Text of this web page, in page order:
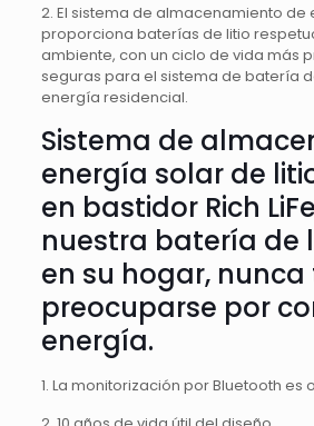
2. El sistema de almacenamiento
proporciona baterías de litio
ambiente, con un ciclo de vida más
seguras para el sistema de batería
energía residencial.
Sistema de
energía solar de
en bastidor Rich
nuestra batería de
en su hogar,
preocuparse por
energía.
1. La monitorización por Bluetooth es